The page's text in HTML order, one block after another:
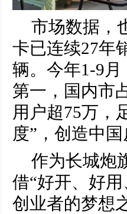
市场数据，
卡已连续27年
辆。今年1-9
第一，国内市
用户超75万，
度”，创造中国
作为长城炮
借“好开、好
创业者的梦想